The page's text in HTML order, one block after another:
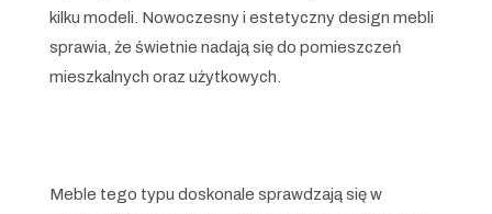
kilku modeli. Nowoczesny i estetyczny design mebli
sprawia, że świetnie nadają się do pomieszczeń
mieszkalnych oraz użytkowych.
Meble tego typu doskonale sprawdzają się w